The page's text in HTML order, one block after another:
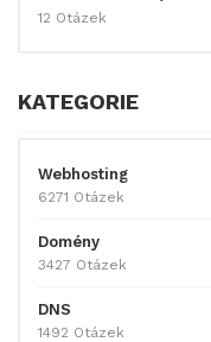
12 Otázek
KATEGORIE
Webhosting
6271 Otázek
Domény
3427 Otázek
DNS
1492 Otázek